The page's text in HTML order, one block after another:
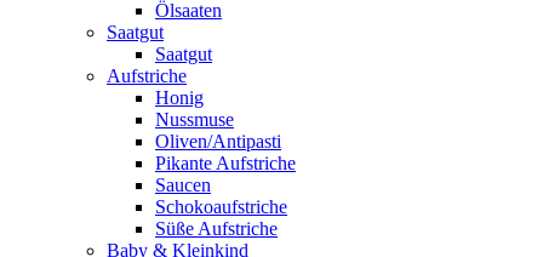
Ölsaaten
Saatgut
Saatgut
Aufstriche
Honig
Nussmuse
Oliven/Antipasti
Pikante Aufstriche
Saucen
Schokoaufstriche
Süße Aufstriche
Baby & Kleinkind